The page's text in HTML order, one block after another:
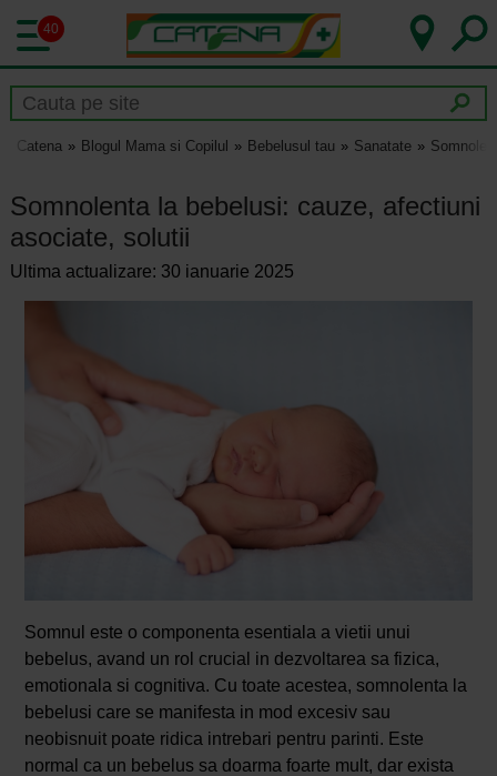
40
Catena Blogul Mama si Copilul Bebelusul tau Sanatate
Somnolenta la bebelusi: cauze, afectiuni
asociate, solutii
Ultima actualizare: 30 ianuarie 2025
Somnul este o componenta esentiala a vietii unui
bebelus, avand un rol crucial in dezvoltarea sa fizica,
emotionala si cognitiva. Cu toate acestea, somnolenta la
bebelusi care se manifesta in mod excesiv sau
neobisnuit poate ridica intrebari pentru parinti. Este
normal ca un bebelus sa doarma foarte mult, dar exista